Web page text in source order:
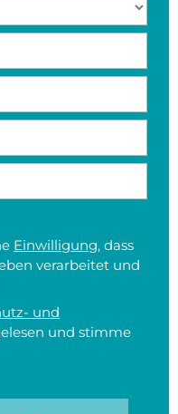
Einwilligung, dass
verarbeitet und
und
und stimme